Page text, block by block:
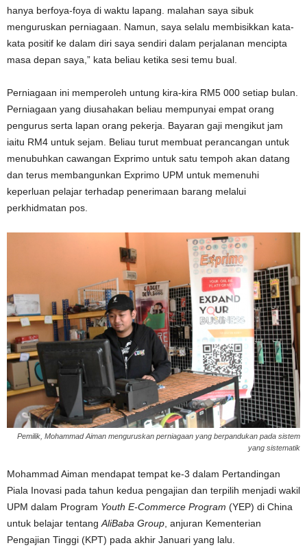
hanya berfoya-foya di waktu lapang. malahan saya sibuk
menguruskan perniagaan. Namun, saya selalu membisikkan kata-
kata positif ke dalam diri saya sendiri dalam perjalanan mencipta
masa depan saya,” kata beliau ketika sesi temu bual.
Perniagaan ini memperoleh untung kira-kira RM5 000 setiap bulan.
Perniagaan yang diusahakan beliau mempunyai empat orang
pengurus serta lapan orang pekerja. Bayaran gaji mengikut jam
iaitu RM4 untuk sejam. Beliau turut membuat perancangan untuk
menubuhkan cawangan Exprimo untuk satu tempoh akan datang
dan terus membangunkan Exprimo UPM untuk memenuhi
keperluan pelajar terhadap penerimaan barang melalui
perkhidmatan pos.
Pemilik, Mohammad Aiman menguruskan perniagaan yang berpandukan pada sistem
yang sistematik
Mohammad Aiman mendapat tempat ke-3 dalam Pertandingan
Piala Inovasi pada tahun kedua pengajian dan terpilih menjadi wakil
UPM dalam Program Youth E-Commerce Program (YEP) di China
untuk belajar tentang AliBaba Group , anjuran Kementerian
Pengajian Tinggi (KPT) pada akhir Januari yang lalu.